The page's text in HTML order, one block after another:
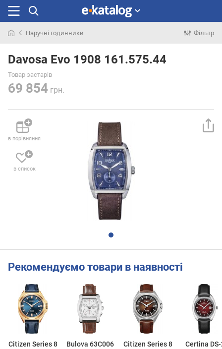
раніше
Наручні годинники Фільтр
Davosa Evo 1908 161.575.44
Товар застарів
69 854 грн.
в порівняння
в список
Рекомендуємо товари в наявності
Citizen Series 8
Bulova 63C006
Citizen Series 8
Certina